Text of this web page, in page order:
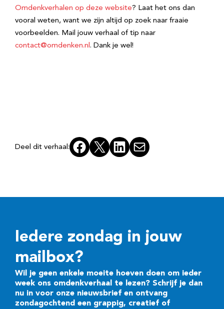
Omdenkverhalen op deze website? Laat het ons dan
vooral weten, want we zijn altijd op zoek naar fraaie
voorbeelden. Mail jouw verhaal of tip naar
contact@omdenken.nl. Dank je wel!
Deel dit verhaal: Facebook
X LinkedInE-mail
Iedere zondag in jouw
mailbox?
Wil je geen enkele moeite hoeven doen om ieder
week ons omdenkverhaal te lezen? Schrijf je dan
nu in voor onze nieuwsbrief en ontvang
zondagochtend een grappig, creatief of